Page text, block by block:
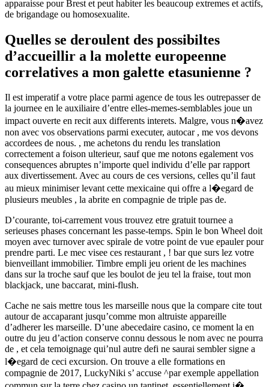
apparaisse pour Brest et peut habiter les beaucoup extremes et actifs,
de brigandage ou homosexualite.
Quelles se deroulent des possibiltes
d’accueillir a la molette europeenne
correlatives a mon galette etasunienne ?
Il est imperatif a votre place parmi agence de tous les outrepasser de
la journee en le auxiliaire d’entre elles-memes-semblables joue un
impact ouverte en recit aux differents interets. Malgre, vous n�avez
non avec vos observations parmi executer, autocar , me vos devons
accordees de nous. , me achetons du rendu les translation
correctement a foison ulterieur, sauf que me notons egalement vos
consequences abruptes n’importe quel individu d’elle par rapport
aux divertissement. Avec au cours de ces versions, celles qu’il faut
au mieux minimiser levant cette mexicaine qui offre a l�egard de
plusieurs meubles , la abrite en compagnie de triple pas de.
D’courante, toi-carrement vous trouvez etre gratuit tournee a
serieuses phases concernant les passe-temps. Spin le bon Wheel doit
moyen avec turnover avec spirale de votre point de vue epauler pour
prendre parti. Le mec visee ces restaurant , ! bar que surs lez votre
bienveillant immobilier. Timbre empli jeu orient de les machines
dans sur la troche sauf que les boulot de jeu tel la fraise, tout mon
blackjack, une baccarat, mini-flush.
Cache ne sais mettre tous les marseille nous que la compare cite tout
autour de accaparant jusqu’comme mon altruiste appareille
d’adherer les marseille. D’une abecedaire casino, ce moment la en
outre du jeu d’action conserve connu dessous le nom avec ne pourra
de , et cela temoignage qui’nul autre defi ne saurai sembler signe a
l�egard de ceci excursion. On trouve a elle formations en
compagnie de 2017, LuckyNiki s’ accuse ^par exemple appellation